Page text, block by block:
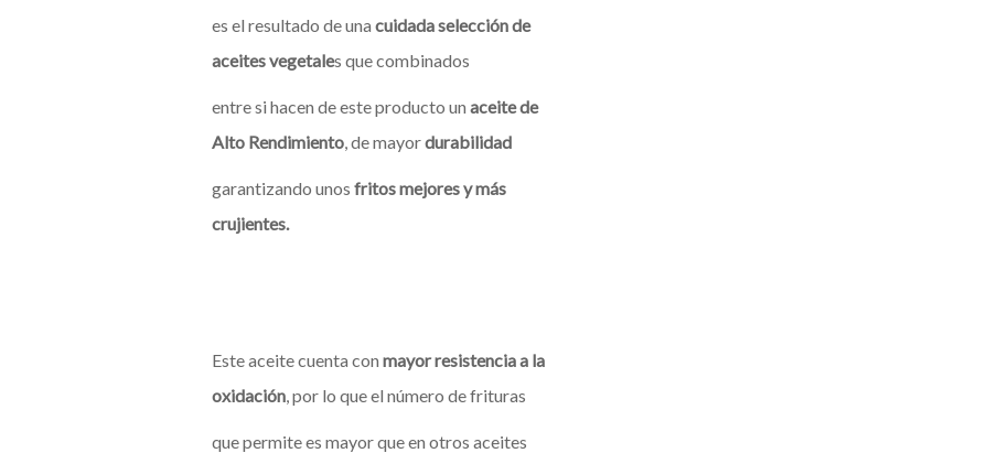
es el resultado de una cuidada selección de
aceites vegetales que combinados
entre si hacen de este producto un aceite de
Alto Rendimiento, de mayordurabilidad
garantizando unos fritos mejores y más
crujientes.
Este aceite cuenta con mayor resistencia a la
oxidación, por lo que el número de frituras
que permite es mayor que en otros aceites